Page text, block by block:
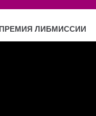
ЛИБМИССИИ